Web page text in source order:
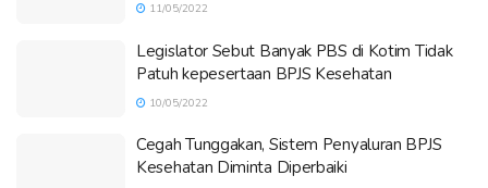
11/05/2022
Legislator Sebut Banyak PBS di Kotim Tidak
Patuh kepesertaan BPJS Kesehatan
10/05/2022
Cegah Tunggakan, Sistem Penyaluran BPJS
Kesehatan Diminta Diperbaiki